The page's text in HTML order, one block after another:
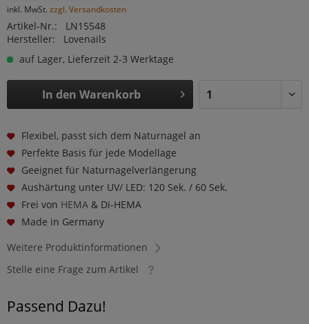
inkl. MwSt. zzgl. Versandkosten
Artikel-Nr.:
LN15548
Hersteller:
Lovenails
auf Lager, Lieferzeit 2-3 Werktage
In den Warenkorb
Flexibel, passt sich dem Naturnagel an
Perfekte Basis für jede Modellage
Geeignet für Naturnagelverlängerung
Aushärtung unter UV/ LED: 120 Sek. / 60 Sek.
Frei von HEMA& Di-HEMA
Made in Germany
Weitere Produktinformationen
Stelle eine Frage zum Artikel
Passend Dazu!